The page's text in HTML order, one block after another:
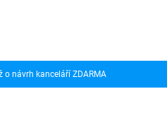
o návrh kanceláří ZDARMA